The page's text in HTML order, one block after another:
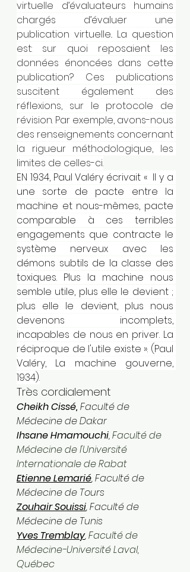
virtuelle d’évaluateurs humains
chargés d’évaluer une
publication virtuelle.. La question
est: sur quoi reposaient les
données énoncées dans cette
publication? Ces publications
suscitent également des
réflexions, sur le protocole de
révision. Par exemple, avons-nous
des renseignements concernant
la rigueur méthodologique, les
limites de celles-ci.
EN 1934, Paul Valéry écrivait «  Il y a
une sorte de pacte entre la
machine et nous-mêmes, pacte
comparable à ces terribles
engagements que contracte le
système nerveux avec les
démons subtils de la classe des
toxiques. Plus la machine nous
semble utile, plus elle le devient ;
plus elle le devient, plus nous
devenons incomplets,
incapables de nous en priver. La
réciproque de l'utile existe ». (Paul
Valéry, La machine gouverne,
1934).
Très cordialement
Cheikh Cissé, Faculté de
Médecine de Dakar
Ihsane Hmamouchi, Faculté de
Médecine de l'Université
Internationale de Rabat
Etienne Lemarié, Faculté de
Médecine de Tours
Zouhair Souissi, Faculté de
Médecine de Tunis
Yves Tremblay, Faculté de
Médecine-Université Laval,
Québec